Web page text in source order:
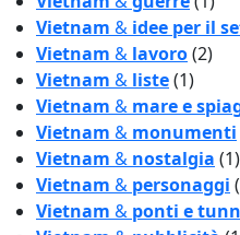
Vietnam & idee per il
Vietnam & lavoro(2)
Vietnam & liste(1)
Vietnam & mare e
Vietnam & monumenti
Vietnam & nostalgia (1)
Vietnam & personaggi
Vietnam & ponti e